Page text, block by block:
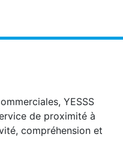
YESSS
de proximité à
compréhension et